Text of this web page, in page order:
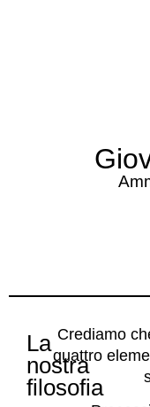
La
nostra
filosofia
Crediamo
quattro